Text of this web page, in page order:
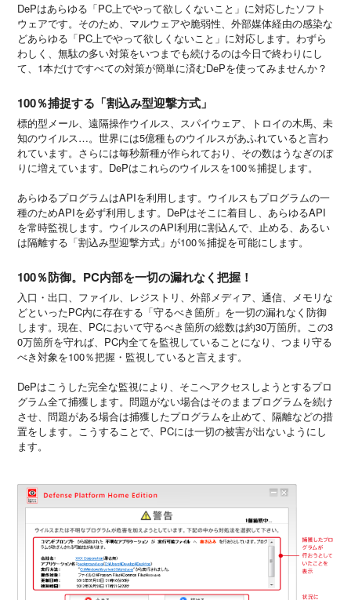
DePはあらゆる「PC上でやって欲しくないこと」に対応したソフト
ウェアです。そのため、マルウェアや脆弱性、外部媒体経由の感染な
どあらゆる「PC上でやって欲しくないこと」に対応します。わずら
わしく、無駄の多い対策をいつまでも続けるのは今日で終わりにし
て、1本だけですべての対策が簡単に済むDePを使ってみませんか？
100％捕捉する「割込み型迎撃方式」
標的型メール、遠隔操作ウイルス、スパイウェア、トロイの木馬、未
知のウイルス…。世界には5億種ものウイルスがあふれていると言わ
れています。さらには毎秒新種が作られており、その数はうなぎのぼ
りに増えています。DePはこれらのウイルスを100％捕捉します。
あらゆるプログラムはAPIを利用します。ウイルスもプログラムの一
種のためAPIを必ず利用します。DePはそこに着目し、あらゆるAPI
を常時監視します。ウイルスのAPI利用に割込んで、止める、あるい
は隔離する「割込み型迎撃方式」が100％捕捉を可能にします。
100％防御。PC内部を一切の漏れなく把握！
入口・出口、ファイル、レジストリ、外部メディア、通信、メモリな
どといったPC内に存在する「守るべき箇所」を一切の漏れなく防御
します。現在、PCにおいて守るべき箇所の総数は約30万箇所。この3
0万箇所を守れば、PC内全てを監視していることになり、つまり守る
べき対象を100％把握・監視していると言えます。
DePはこうした完全な監視により、そこへアクセスしようとするプロ
グラム全て捕獲します。問題がない場合はそのままプログラムを続け
させ、問題がある場合は捕獲したプログラムを止めて、隔離などの措
置をします。こうすることで、PCには一切の被害が出ないようにし
ます。